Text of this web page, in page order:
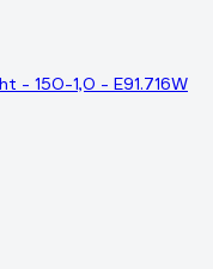
- 150-1,0 - E91.716W